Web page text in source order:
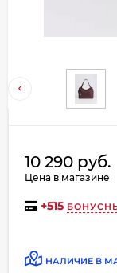
10 290 руб.
Цена в магазине
+515
НАЛИЧИЕ В
Подробнее